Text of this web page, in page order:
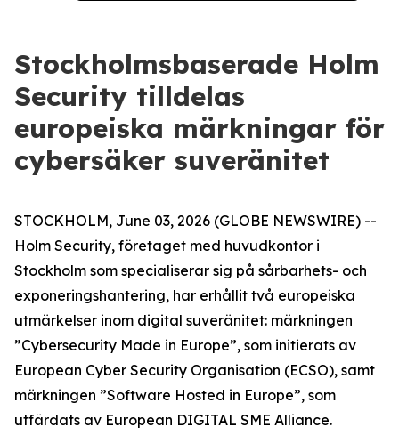
Stockholmsbaserade Holm
Security tilldelas
europeiska märkningar för
cybersäker suveränitet
STOCKHOLM, June 03, 2026 (GLOBE NEWSWIRE) --
Holm Security, företaget med huvudkontor i
Stockholm som specialiserar sig på sårbarhets- och
exponeringshantering, har erhållit två europeiska
utmärkelser inom digital suveränitet: märkningen
”Cybersecurity Made in Europe”, som initierats av
European Cyber Security Organisation (ECSO), samt
märkningen ”Software Hosted in Europe”, som
utfärdats av European DIGITAL SME Alliance.